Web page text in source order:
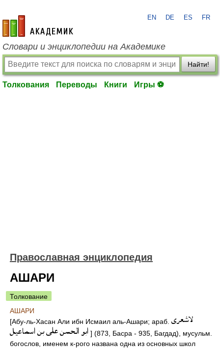
academic.ru
EN DE ES FR
Словари и энциклопедии на Академике
Найти!
Толкования Переводы Книги Игры ⚽
Православная энциклопедия
АШАРИ
Толкование
АШАРИ
[Абу-ль-Хасан Али ибн Исмаил аль-Ашари; араб.
] (873, Басра - 935, Багдад), мусульм.
богослов, именем к-рого названа одна из основных школ